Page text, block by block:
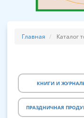
Главная Каталог
КНИГИ И
ПРАЗДНИЧНАЯ